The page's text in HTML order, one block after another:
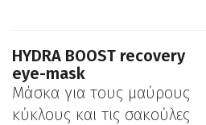
ΗYDRA BOOST recovery
eye-mask
Μάσκα για τους μαύρους
κύκλους και τις σακούλες